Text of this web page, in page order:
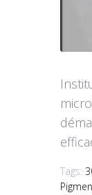
Tags: